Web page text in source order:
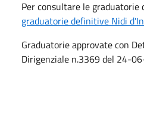
Per consultare le
graduatorie definitive Nidi
Graduatorie approvate con
Dirigenziale n.3369 del 24-